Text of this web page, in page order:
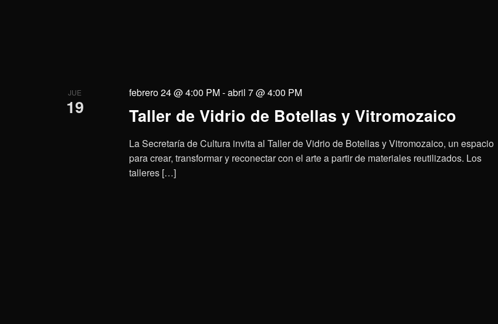
JUE
19 Taller de Vidrio de Botellas y Vitromozaico
febrero 24 @ 4:00 PM-abril 7 @ 4:00 PM
La Secretaría de Cultura invita al Taller de Vidrio de Botellas y Vitromozaico, un espacio
para crear, transformar y reconectar con el arte a partir de materiales reutilizados. Los
talleres […]